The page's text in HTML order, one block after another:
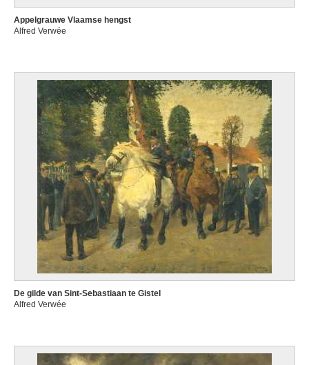
Appelgrauwe Vlaamse hengst
Alfred Verwée
De gilde van Sint-Sebastiaan te Gistel
Alfred Verwée